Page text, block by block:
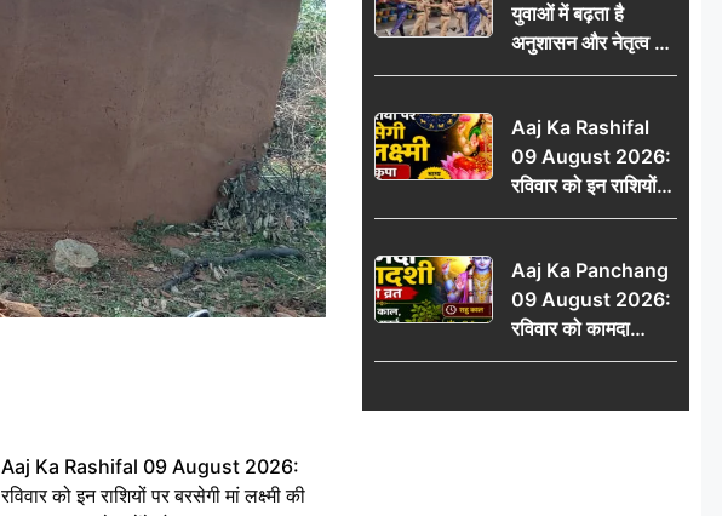
Aaj Ka Rashifal 09 August 2026:
रविवार को इन राशियों पर बरसेगी मां लक्ष्मी की
ऐलान
युवाओं में बढ़ता है
अनुशासन और नेतृत्व का
गुण: डॉ. जी.एन. खान
Aaj Ka Rashifal
09 August 2026:
रविवार को इन राशियों
पर बरसेगी मां लक्ष्मी की
योग
Aaj Ka Panchang
09 August 2026:
रविवार को कामदा
एकादशी का व्रत, जानें
और शुभ समय